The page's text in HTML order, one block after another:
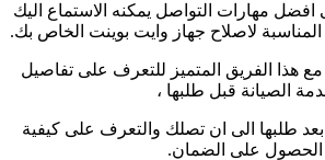
مهارات التواصل يمكنه الاستماع اليك
لاصلاح جهاز وايت بوينت الخاص بك.
هذا الفريق المتميز للتعرف على تفاصيل
الصيانة قبل طلبها ،
طلبها الى ان تصلك والتعرف على كيفية
الحصول على الضمان.